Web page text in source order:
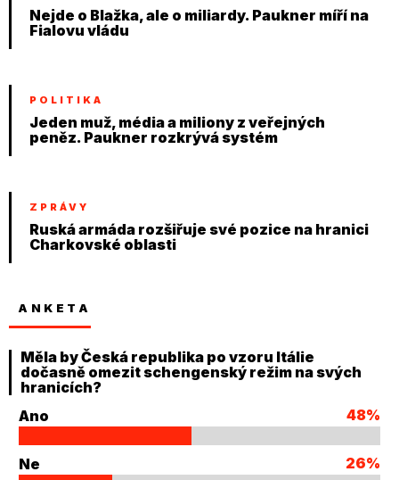
Nejde o Blažka, ale o miliardy. Paukner míří na
Fialovu vládu
POLITIKA
Jeden muž, média a miliony z veřejných
peněz. Paukner rozkrývá systém
ZPRÁVY
Ruská armáda rozšiřuje své pozice na hranici
Charkovské oblasti
ANKETA
Měla by Česká republika po vzoru Itálie
dočasně omezit schengenský režim na svých
hranicích?
Ano
48%
Ne 26%